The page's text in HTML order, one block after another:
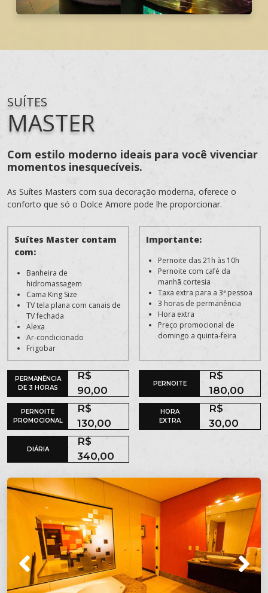
SUÍTES
MASTER
Com estilo moderno ideais para você vivenciar
momentos inesquecíveis.
As Suítes Masters com sua decoração moderna, oferece o
conforto que só o Dolce Amore pode lhe proporcionar.
Suítes Master contam
com:
Banheira de
hidromassagem
Cama King Size
TV tela plana com canais de
TV fechada
Alexa
Ar-condicionado
Frigobar
Importante:
Pernoite das 21h às 10h
Pernoite com café da
manhã cortesia
Taxa extra para a 3ª pessoa
3 horas de permanência
Hora extra
Preço promocional de
domingo a quinta-feira
PERMANÊNCIA
DE 3 HORAS
R$
90,00
PERNOITE
R$
180,00
PERNOITE
PROMOCIONAL
R$
130,00
HORA
EXTRA
R$
30,00
DIÁRIA
R$
340,00